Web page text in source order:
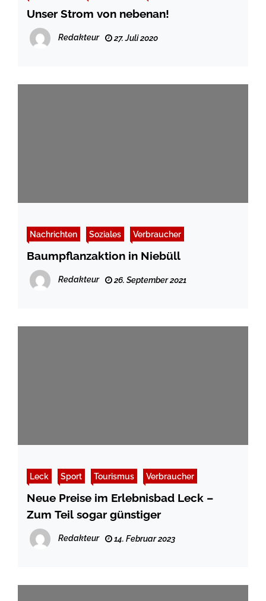
Unser Strom von nebenan!
Redakteur 27. Juli 2020
Nachrichten Soziales Verbraucher
Baumpflanzaktion in Niebüll
Redakteur 26. September 2021
Leck Sport Tourismus Verbraucher
Neue Preise im Erlebnisbad Leck –
Zum Teil sogar günstiger
Redakteur 14. Februar 2023